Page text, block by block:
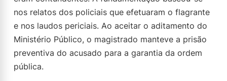
nos relatos dos policiais que efetuaram o flagrante
e nos laudos periciais. Ao aceitar o aditamento do
Ministério Público, o magistrado manteve a prisão
preventiva do acusado para a garantia da ordem
pública.